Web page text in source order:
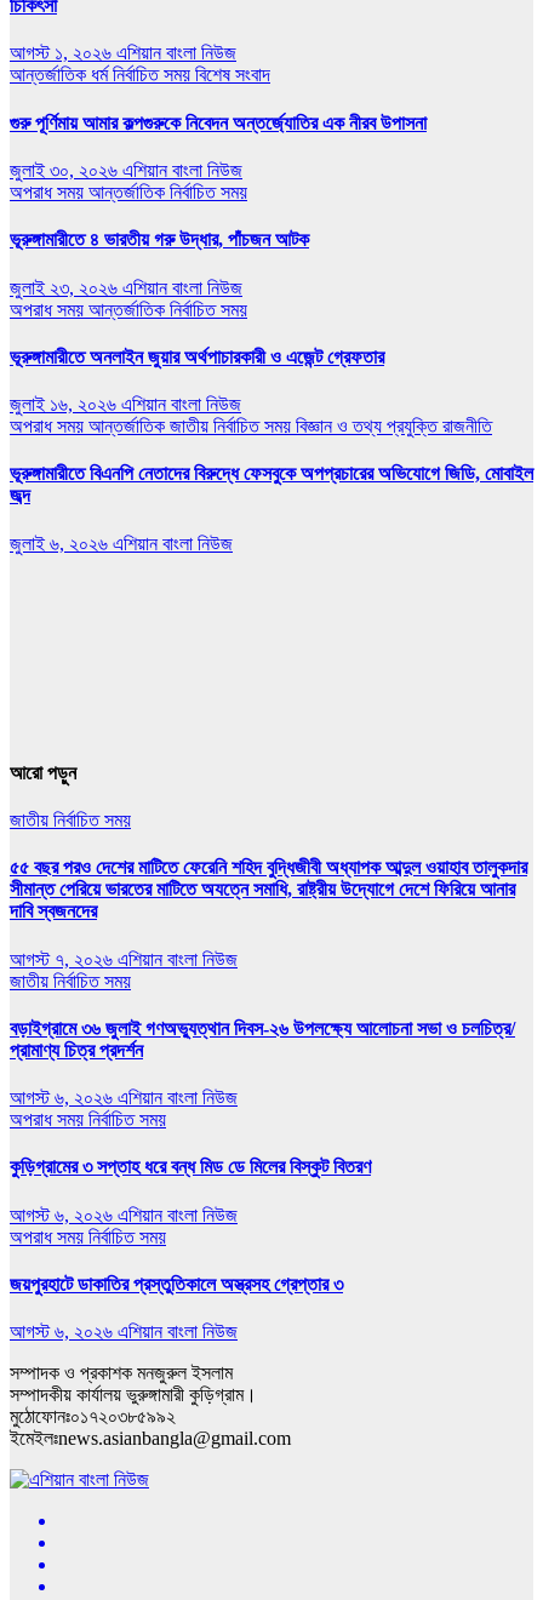
চিকিৎসা
আগস্ট ১, ২০২৬ এশিয়ান বাংলা নিউজ
আন্তর্জাতিক ধর্মনির্বাচিত সময় বিশেষ সংবাদ
গুরু পূর্ণিমায় আমার কল্পগুরুকে নিবেদন অন্তর্জ্যোতির এক নীরব উপাসনা
জুলাই ৩০, ২০২৬ এশিয়ান বাংলা নিউজ
অপরাধ সময় আন্তর্জাতিক নির্বাচিত সময়
ভূরুঙ্গামারীতে ৪ ভারতীয় গরু উদ্ধার, পাঁচজন আটক
জুলাই ২৩, ২০২৬ এশিয়ান বাংলা নিউজ
অপরাধ সময় আন্তর্জাতিক নির্বাচিত সময়
ভূরুঙ্গামারীতে অনলাইন জুয়ার অর্থপাচারকারী ও এজেন্ট গ্রেফতার
জুলাই ১৬, ২০২৬ এশিয়ান বাংলা নিউজ
অপরাধ সময় আন্তর্জাতিক জাতীয় নির্বাচিত সময় বিজ্ঞান ও তথ্য প্রযুক্তিরাজনীতি
ভূরুঙ্গামারীতে বিএনপি নেতাদের বিরুদ্ধে ফেসবুকে অপপ্রচারের অভিযোগে জিডি, মোবাইল
জব্দ
জুলাই ৬, ২০২৬ এশিয়ান বাংলা নিউজ
আরো পড়ুন
জাতীয় নির্বাচিত সময়
৫৫ বছর পরও দেশের মাটিতে ফেরেনি শহিদ বুদ্ধিজীবী অধ্যাপক আব্দুল ওয়াহাব তালুকদার
সীমান্ত পেরিয়ে ভারতের মাটিতে অযত্নে সমাধি, রাষ্ট্রীয় উদ্যোগে দেশে ফিরিয়ে আনার
দাবি স্বজনদের
আগস্ট ৭, ২০২৬ এশিয়ান বাংলা নিউজ
জাতীয় নির্বাচিত সময়
বড়াইগ্রামে ৩৬ জুলাই গণঅভ্যুত্থান দিবস-২৬ উপলক্ষ্যে আলোচনা সভা ও চলচিত্র/
প্রামাণ্য চিত্র প্রদর্শন
আগস্ট ৬, ২০২৬ এশিয়ান বাংলা নিউজ
অপরাধ সময় নির্বাচিত সময়
কুড়িগ্রামের ৩ সপ্তাহ ধরে বন্ধ মিড ডে মিলের বিস্কুট বিতরণ
আগস্ট ৬, ২০২৬ এশিয়ান বাংলা নিউজ
অপরাধ সময় নির্বাচিত সময়
জয়পুরহাটে ডাকাতির প্রস্তুতিকালে অস্ত্রসহ গ্রেপ্তার ৩
আগস্ট ৬, ২০২৬ এশিয়ান বাংলা নিউজ
সম্পাদক ও প্রকাশক মনজুরুল ইসলাম
সম্পাদকীয় কার্যালয় ভুরুঙ্গামারী কুড়িগ্রাম।
মুঠোফোনঃ০১৭২০৩৮৫৯৯২
ইমেইলঃnews.asianbangla@gmail.com